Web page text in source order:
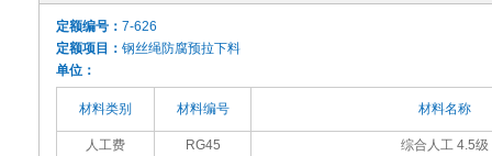
定额编号： 7-626
定额项目： 钢丝绳防腐预拉下料
单位：
材料类别 材料编号 材料名称
人工费 RG45 综合人工 4.5级